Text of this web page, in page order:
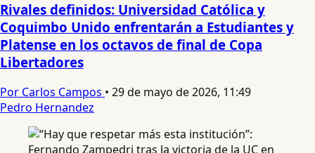
Rivales definidos: Universidad Católica y
Coquimbo Unido enfrentarán a Estudiantes y
Platense en los octavos de final de Copa
Libertadores
Por Carlos Campos • 29 de mayo de 2026, 11:49
Pedro Hernandez